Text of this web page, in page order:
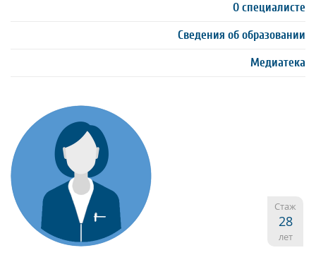
О специалисте
Сведения об образовании
Медиатека
Стаж
28
лет